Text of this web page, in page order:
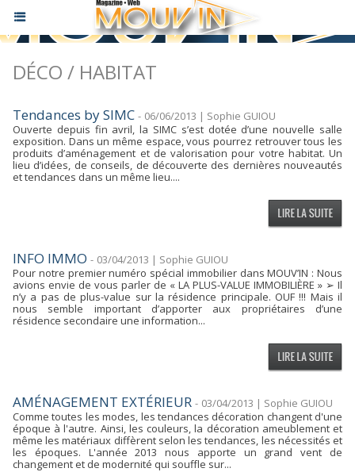
DÉCO / HABITAT
Tendances by SIMC - 06/06/2013 | Sophie GUIOU
Ouverte depuis fin avril, la SIMC s’est dotée d’une nouvelle salle
exposition. Dans un même espace, vous pourrez retrouver tous les
produits d’aménagement et de valorisation pour votre habitat. Un
lieu d’idées, de conseils, de découverte des dernières nouveautés
et tendances dans un même lieu....
INFO IMMO - 03/04/2013 | Sophie GUIOU
Pour notre premier numéro spécial immobilier dans MOUV’IN : Nous
avions envie de vous parler de « LA PLUS-VALUE IMMOBILIÈRE » ➢ Il
n’y a pas de plus-value sur la résidence principale. OUF !!! Mais il
nous semble important d’apporter aux propriétaires d’une
résidence secondaire une information...
AMÉNAGEMENT EXTÉRIEUR - 03/04/2013 | Sophie GUIOU
Comme toutes les modes, les tendances décoration changent d'une
époque à l'autre. Ainsi, les couleurs, la décoration ameublement et
même les matériaux diffèrent selon les tendances, les nécessités et
les époques. L'année 2013 nous apporte un grand vent de
changement et de modernité qui souffle sur...